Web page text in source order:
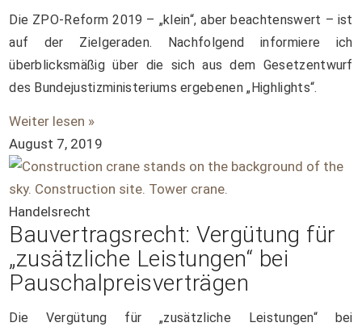
Die ZPO-Reform 2019 – „klein“, aber beachtenswert – ist
auf der Zielgeraden. Nachfolgend informiere ich
überblicksmäßig über die sich aus dem Gesetzentwurf
des Bundejustizministeriums ergebenen „Highlights“.
Weiter lesen »
August 7, 2019
Handelsrecht
Bauvertragsrecht: Vergütung für
„zusätzliche Leistungen“ bei
Pauschalpreisverträgen
Die Vergütung für „zusätzliche Leistungen“ bei